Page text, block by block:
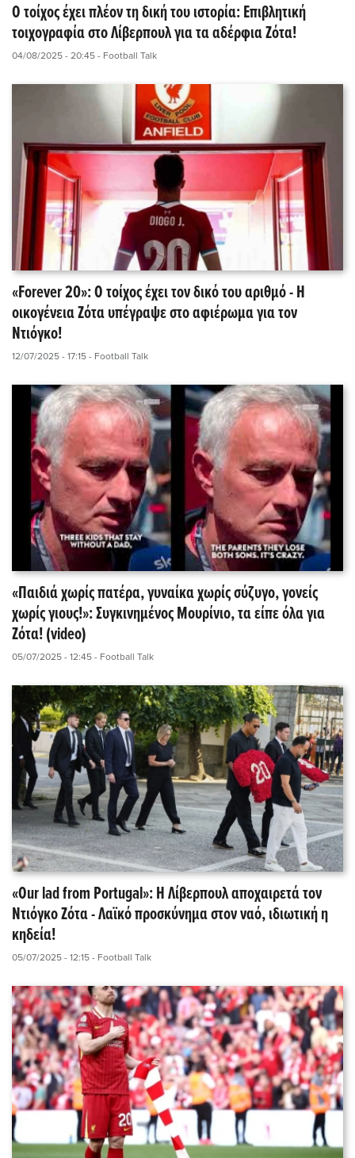
Ο τοίχος έχει πλέον τη δική του ιστορία: Επιβλητική
τοιχογραφία στο Λίβερπουλ για τα αδέρφια Ζότα!
04/08/2025 - 20:45 - Football Talk
«Forever 20»: Ο τοίχος έχει τον δικό του αριθμό - Η
οικογένεια Ζότα υπέγραψε στο αφιέρωμα για τον
Ντιόγκο!
12/07/2025 - 17:15 - Football Talk
«Παιδιά χωρίς πατέρα, γυναίκα χωρίς σύζυγο, γονείς
χωρίς γιους!»: Συγκινημένος Μουρίνιο, τα είπε όλα για
Ζότα! (video)
05/07/2025 - 12:45 - Football Talk
«Our lad from Portugal»: Η Λίβερπουλ αποχαιρετά τον
Ντιόγκο Ζότα - Λαϊκό προσκύνημα στον ναό, ιδιωτική η
κηδεία!
05/07/2025 - 12:15 - Football Talk